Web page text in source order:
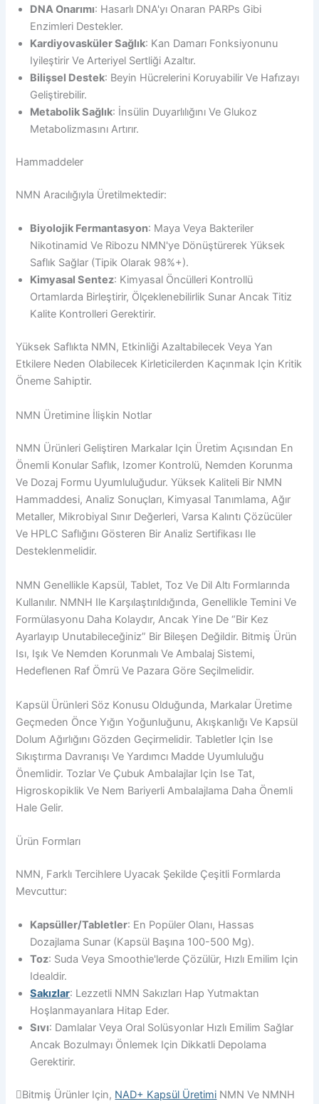
DNA Onarımı: Hasarlı DNA'yı Onaran PARPs Gibi
Enzimleri Destekler.
Kardiyovasküler Sağlık: Kan Damarı Fonksiyonunu
Iyileştirir Ve Arteriyel Sertliği Azaltır.
Bilişsel Destek: Beyin Hücrelerini Koruyabilir Ve Hafızayı
Geliştirebilir.
Metabolik Sağlık: İnsülin Duyarlılığını Ve Glukoz
Metabolizmasını Artırır.
Hammaddeler
NMN Aracılığıyla Üretilmektedir:
Biyolojik Fermantasyon: Maya Veya Bakteriler
Nikotinamid Ve Ribozu NMN'ye Dönüştürerek Yüksek
Saflık Sağlar (tipik Olarak 98%+).
Kimyasal Sentez: Kimyasal Öncülleri Kontrollü
Ortamlarda Birleştirir, Ölçeklenebilirlik Sunar Ancak Titiz
Kalite Kontrolleri Gerektirir.
Yüksek Saflıkta NMN, Etkinliği Azaltabilecek Veya Yan
Etkilere Neden Olabilecek Kirleticilerden Kaçınmak Için Kritik
Öneme Sahiptir.
NMN Üretimine İlişkin Notlar
NMN Ürünleri Geliştiren Markalar Için Üretim Açısından En
Önemli Konular Saflık, Izomer Kontrolü, Nemden Korunma
Ve Dozaj Formu Uyumluluğudur. Yüksek Kaliteli Bir NMN
Hammaddesi, Analiz Sonuçları, Kimyasal Tanımlama, Ağır
Metaller, Mikrobiyal Sınır Değerleri, Varsa Kalıntı Çözücüler
Ve HPLC Saflığını Gösteren Bir Analiz Sertifikası Ile
Desteklenmelidir.
NMN Genellikle Kapsül, Tablet, Toz Ve Dil Altı Formlarında
Kullanılır. NMNH Ile Karşılaştırıldığında, Genellikle Temini Ve
Formülasyonu Daha Kolaydır, Ancak Yine De “bir Kez
Ayarlayıp Unutabileceğiniz” Bir Bileşen Değildir. Bitmiş Ürün
Isı, Işık Ve Nemden Korunmalı Ve Ambalaj Sistemi,
Hedeflenen Raf Ömrü Ve Pazara Göre Seçilmelidir.
Kapsül Ürünleri Söz Konusu Olduğunda, Markalar Üretime
Geçmeden Önce Yığın Yoğunluğunu, Akışkanlığı Ve Kapsül
Dolum Ağırlığını Gözden Geçirmelidir. Tabletler Için Ise
Sıkıştırma Davranışı Ve Yardımcı Madde Uyumluluğu
Önemlidir. Tozlar Ve Çubuk Ambalajlar Için Ise Tat,
Higroskopiklik Ve Nem Bariyerli Ambalajlama Daha Önemli
Hale Gelir.
Ürün Formları
NMN, Farklı Tercihlere Uyacak Şekilde Çeşitli Formlarda
Mevcuttur:
Kapsüller/Tabletler: En Popüler Olanı, Hassas
Dozajlama Sunar (kapsül Başına 100-500 Mg).
Toz: Suda Veya Smoothie'lerde Çözülür, Hızlı Emilim Için
Idealdir.
Sakızlar: Lezzetli NMN Sakızları Hap Yutmaktan
Hoşlanmayanlara Hitap Eder.
Sıvı: Damlalar Veya Oral Solüsyonlar Hızlı Emilim Sağlar
Ancak Bozulmayı Önlemek Için Dikkatli Depolama
Gerektirir.
Bitmiş Ürünler Için, NAD+ Kapsül Üretimi NMN Ve NMNH